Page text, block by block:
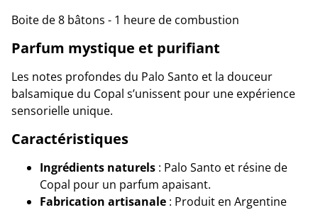
Boite de 8 bâtons - 1 heure de combustion
Parfum mystique et purifiant
Les notes profondes du Palo Santo et la douceur
balsamique du Copal s’unissent pour une expérience
sensorielle unique.
Caractéristiques
Ingrédients naturels : Palo Santo et résine de
Copal pour un parfum apaisant.
Fabrication artisanale : Produit en Argentine